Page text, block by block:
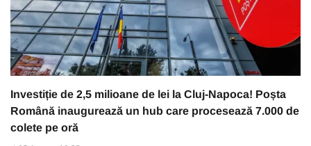
Investiție de 2,5 milioane de lei la Cluj-Napoca! Poșta
Română inaugurează un hub care procesează 7.000 de
colete pe oră